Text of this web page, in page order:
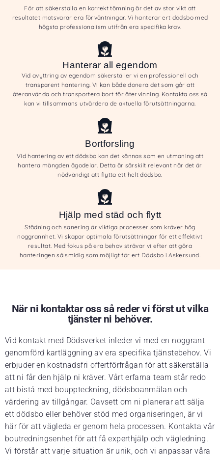
För att säkerställa en korrekt tömning är det av stor vikt att
resultatet motsvarar era förväntningar. Vi hanterar ert dödsbo med
högsta professionalism utifrån era specifika krav.
Hanterar all egendom
Vid avyttring av egendom säkerställer vi en professionell och
transparent hantering. Vi kan både donera det som går att
återanvända och transportera bort för återvinning. Kontakta oss så
kan vi tillsammans utvärdera de aktuella förutsättningarna.
Bortforsling
Vid hantering av ett dödsbo kan det kännas som en utmaning att
hantera mängden ägodelar. Detta är särskilt relevant när det är
nödvändigt att flytta ett helt dödsbo.
Hjälp med städ och flytt
Städning och sanering är viktiga processer som kräver hög
noggrannhet. Vi skapar optimala förutsättningar för ett effektivt
resultat. Med fokus på era behov strävar vi efter att göra
hanteringen så smidig som möjligt för ert Dödsbo i Askersund.
När ni kontaktar oss så reder vi först ut vilka
tjänster ni behöver.
Vid kontakt med Dödsverket inleder vi med en noggrant
genomförd kartläggning av era specifika tjänstebehov. Vi
erbjuder en kostnadsfri offertförfrågan för att säkerställa
att ni får den hjälp ni kräver. Vårt erfarna team står redo
att bistå med bouppteckning, dödsboanmälan och
värdering av tillgångar. Oavsett om ni planerar att sälja
ett dödsbo eller behöver stöd med organiseringen, är vi
här för att vägleda er genom hela processen. Kontakta vår
boutredningsenhet för att få experthjälp och vägledning.
Vi förstår att varje situation är unik, och vi anpassar våra